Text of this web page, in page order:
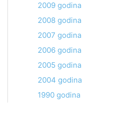
2009 godina
2008 godina
2007 godina
2006 godina
2005 godina
2004 godina
1990 godina